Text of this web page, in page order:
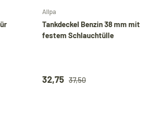
Allpa
Tankdeckel Benzin 38 mm mit
festem Schlauchtülle
32,75 37,50